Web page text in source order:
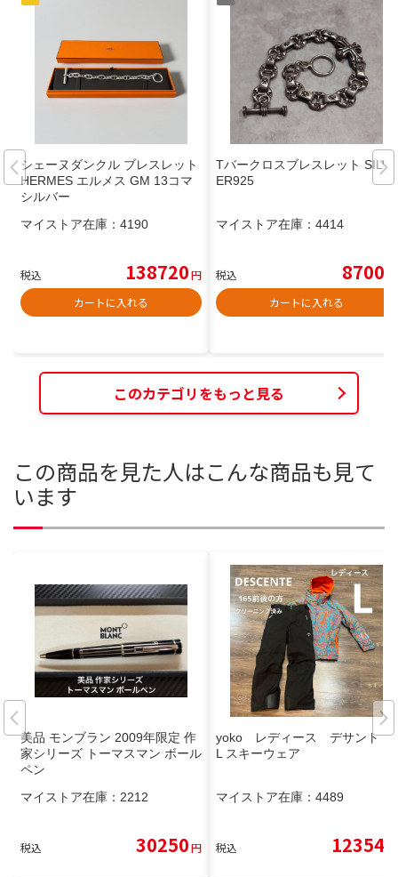
シェーヌダンクル ブレスレット
HERMES エルメス GM 13コマ
シルバー
マイストア在庫： 4190
税込 138720円
カートに入れる
Tバークロスブレスレット SILV
ER925
マイストア在庫： 4414
税込 8700
カートに入れる
このカテゴリをもっと見る
この商品を見た人はこんな商品も見て
います
美品 モンブラン 2009年限定 作
家シリーズ トーマスマン ボール
ペン
マイストア在庫： 2212
税込 30250円
yoko レディース デサント
L スキーウェア
マイストア在庫： 4489
税込 12354